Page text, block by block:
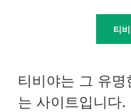
티
티비야는 그 유
는 사이트입니다